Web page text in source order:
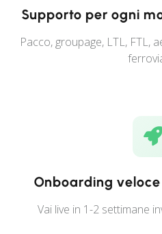
Supporto per ogni
Pacco, groupage, LTL, FTL,
Onboarding
Vai live in 1-2 settimane